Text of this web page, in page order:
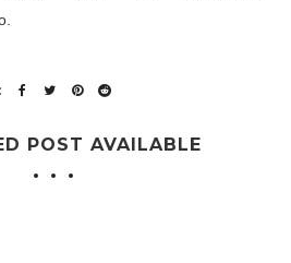
POST AVAILABLE